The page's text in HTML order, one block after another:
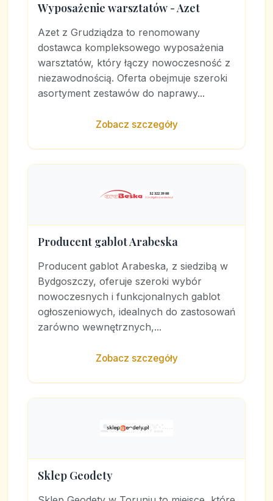
Wyposażenie warsztatów - Azet
Azet z Grudziądza to renomowany
dostawca kompleksowego wyposażenia
warsztatów, który łączy nowoczesność z
niezawodnością. Oferta obejmuje szeroki
asortyment zestawów do naprawy...
Zobacz szczegóły
Producent gablot Arabeska
Producent gablot Arabeska, z siedzibą w
Bydgoszczy, oferuje szeroki wybór
nowoczesnych i funkcjonalnych gablot
ogłoszeniowych, idealnych do zastosowań
zarówno wewnętrznych,...
Zobacz szczegóły
Sklep Geodety